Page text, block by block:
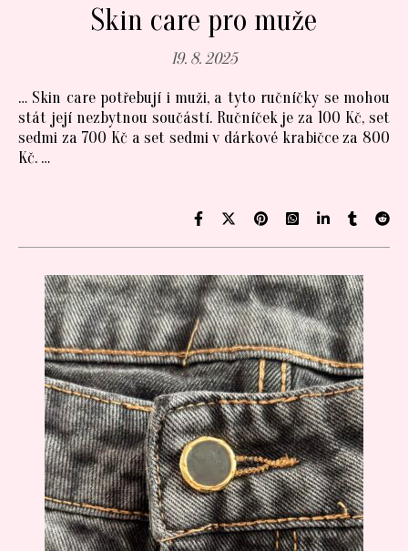
Skin care pro muže
19. 8. 2025
… Skin care potřebují i muži, a tyto ručníčky se mohou
stát její nezbytnou součástí. Ručníček je za 100 Kč, set
sedmi za 700 Kč a set sedmi v dárkové krabičce za 800
Kč. …